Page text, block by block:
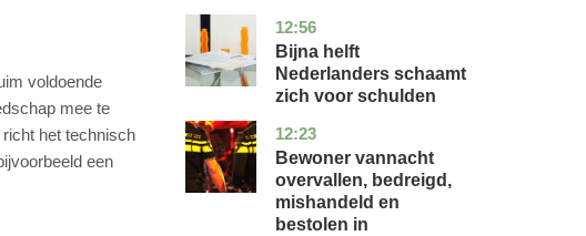
voldoende
mee te
het technisch
een
12:56
noord-
holland
economie
Bijna helft
Nederlanders schaamt
zich voor schulden
12:23
zuid-
holland
nieuws
Bewoner vannacht
overvallen, bedreigd,
mishandeld en
bestolen in